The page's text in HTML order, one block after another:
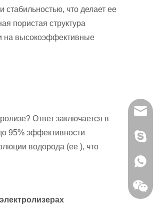
стабильностью, что делает ее
пористая структура
на высокоэффективные
Ответ заключается в
95% эффективности
водорода (ее ), что
+86